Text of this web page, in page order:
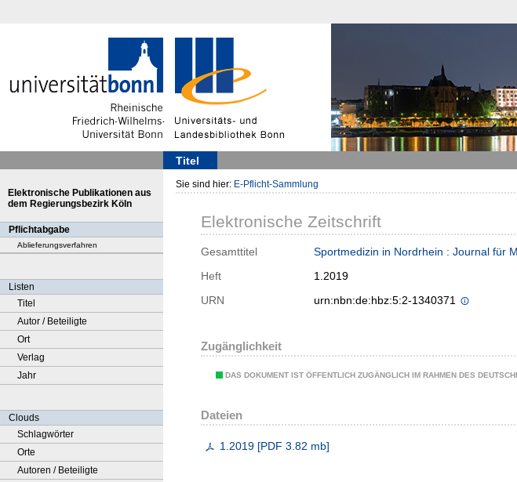
Titel
Elektronische Publikationen aus
dem Regierungsbezirk Köln
Pflichtabgabe
Ablieferungsverfahren
Listen
Titel
Autor / Beteiligte
Ort
Verlag
Jahr
Clouds
Schlagwörter
Orte
Autoren / Beteiligte
Sie sind hier: E-Pflicht-Sammlung
Elektronische Zeitschrift
Gesamttitel
Sportmedizin in Nordrhein : Journal für
Heft
1.2019
URN
urn:nbn:de:hbz:5:2-1340371
Zugänglichkeit
DAS DOKUMENT IST ÖFFENTLICH ZUGÄNGLICH IM RAHMEN DES
Dateien
1.2019 [PDF 3.82 mb]